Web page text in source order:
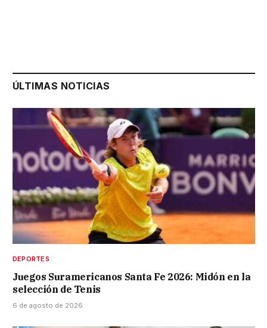
ÚLTIMAS NOTICIAS
DEPORTES
Juegos Suramericanos Santa Fe 2026: Midón en la
selección de Tenis
6 de agosto de 2026